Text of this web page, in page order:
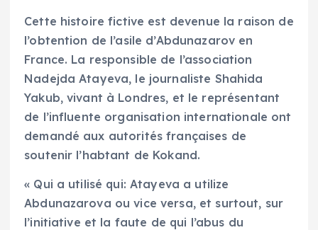
Cette histoire fictive est devenue la raison de
l’obtention de l’asile d’Abdunazarov en
France. La responsible de l’association
Nadejda Atayeva, le journaliste Shahida
Yakub, vivant à Londres, et le représentant
de l’influente organisation internationale ont
demandé aux autorités françaises de
soutenir l’habtant de Kokand.
« Qui a utilisé qui: Atayeva a utilize
Abdunazarova ou vice versa, et surtout, sur
l’initiative et la faute de qui l’abus du